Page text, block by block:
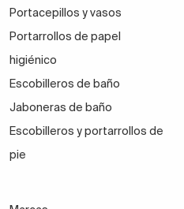
Portacepillos y vasos
Portarrollos de papel
higiénico
Escobilleros de baño
Jaboneras de baño
Escobilleros y portarrollos de
pie